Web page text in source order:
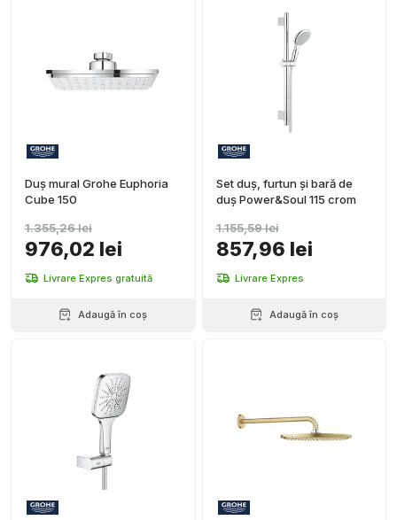
Duș mural Grohe Euphoria
Cube 150
976,02 lei
1.355,26 lei
Livrare Expres gratuită
Adaugă în coș
Set duș, furtun și bară de
duș Power&Soul 115 crom
857,96 lei
1.155,59 lei
Livrare Expres
Adaugă în coș